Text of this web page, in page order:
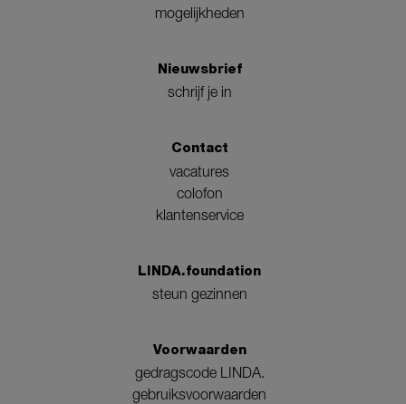
mogelijkheden
Nieuwsbrief
schrijf je in
Contact
vacatures
colofon
klantenservice
LINDA.foundation
steun gezinnen
Voorwaarden
gedragscode LINDA.
gebruiksvoorwaarden